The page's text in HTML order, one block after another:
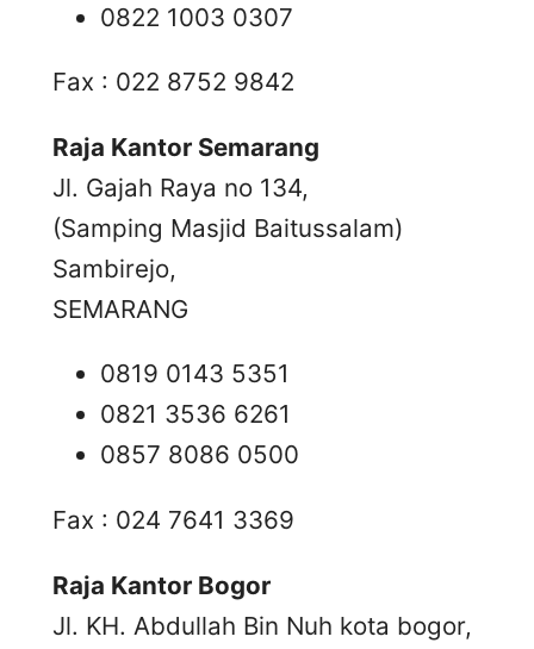
0822 1003 0307
Fax : 022 8752 9842
Raja Kantor Semarang
Jl. Gajah Raya no 134,
(Samping Masjid Baitussalam)
Sambirejo,
SEMARANG
0819 0143 5351
0821 3536 6261
0857 8086 0500
Fax : 024 7641 3369
Raja Kantor Bogor
Jl. KH. Abdullah Bin Nuh kota bogor,